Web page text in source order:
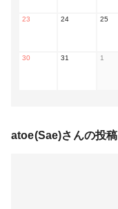
23 24 25
30 31 1
atoe(Sae)さんの投稿